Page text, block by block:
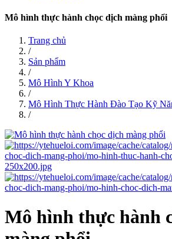
Mô hình thực hành chọc dịch màng phổi
Trang chủ
/
Sản phẩm
/
Mô Hình Y Khoa
/
Mô Hình Thực Hành Đào Tạo Kỹ
/
Mô hình thực hành